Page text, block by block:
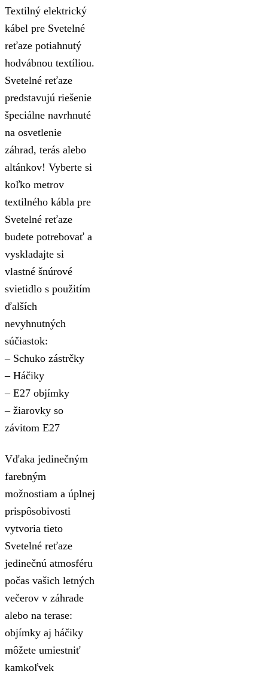
Textilný elektrický
kábel pre Svetelné
reťaze potiahnutý
hodvábnou textíliou.
Svetelné reťaze
predstavujú riešenie
špeciálne navrhnuté
na osvetlenie
záhrad, terás alebo
altánkov! Vyberte si
koľko metrov
textilného kábla pre
Svetelné reťaze
budete potrebovať a
vyskladajte si
vlastné šnúrové
svietidlo s použitím
ďalších
nevyhnutných
súčiastok:
– Schuko zástrčky
– Háčiky
– E27 objímky
– žiarovky so
závitom E27
Vďaka jedinečným
farebným
možnostiam a úplnej
prispôsobivosti
vytvoria tieto
Svetelné reťaze
jedinečnú atmosféru
počas vašich letných
večerov v záhrade
alebo na terase:
objímky aj háčiky
môžete umiestniť
kamkoľvek